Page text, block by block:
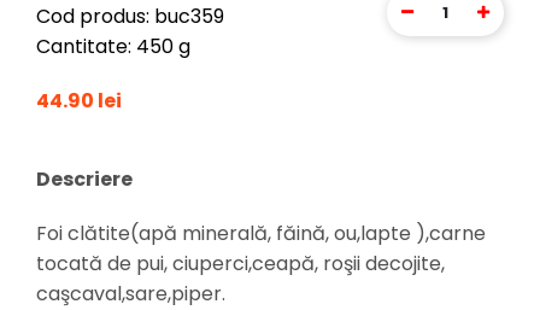
Cod produs: buc359
Cantitate: 450 g
44.90 lei
1
Descriere
Foi clătite(apă minerală, făină, ou,lapte ),carne
tocată de pui, ciuperci,ceapă, roşii decojite,
caşcaval,sare,piper.